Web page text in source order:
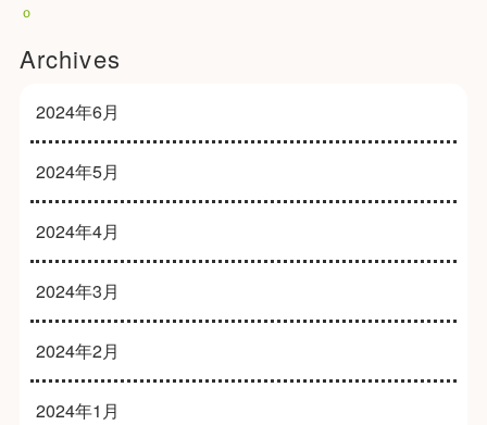
ｏ
Archives
2024年6月
2024年5月
2024年4月
2024年3月
2024年2月
2024年1月